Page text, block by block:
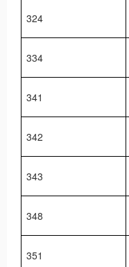
324
334
341
342
343
348
351